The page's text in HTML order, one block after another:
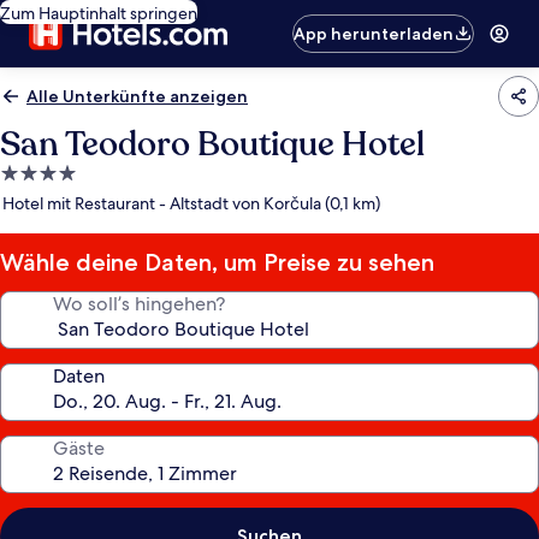
Zum Hauptinhalt springen
App herunterladen
Alle Unterkünfte anzeigen
San Teodoro Boutique Hotel
4.0-
Sterne-
Hotel mit Restaurant - Altstadt von Korčula (0,1 km)
Wähle deine Daten, um Preise zu sehen
Wo soll’s hingehen?
Daten
Gäste